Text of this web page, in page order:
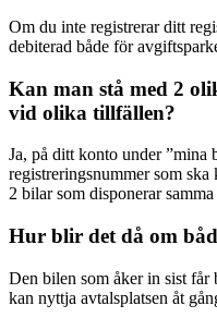
Om du inte registrerar ditt
debiterad både för
Kan man stå med 2
vid olika tillfällen?
Ja, på ditt konto under ”mina
registreringsnummer som
2 bilar som disponerar samma
Hur blir det då om
Den bilen som åker in sist får
kan nyttja avtalsplatsen åt